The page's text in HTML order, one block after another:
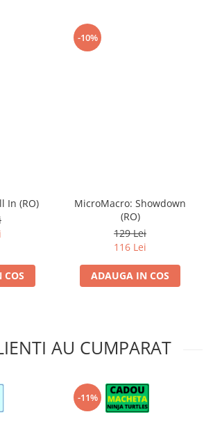
In (RO)
-10%
MicroMacro: Showdown
(RO)
129 Lei
116 Lei
ADAUGA IN COS
AU CUMPARAT
-11%